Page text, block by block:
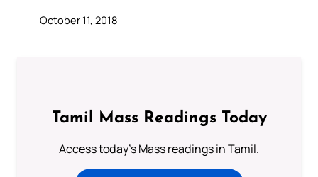
October 11, 2018
Tamil Mass Readings Today
Access today's Mass readings in Tamil.